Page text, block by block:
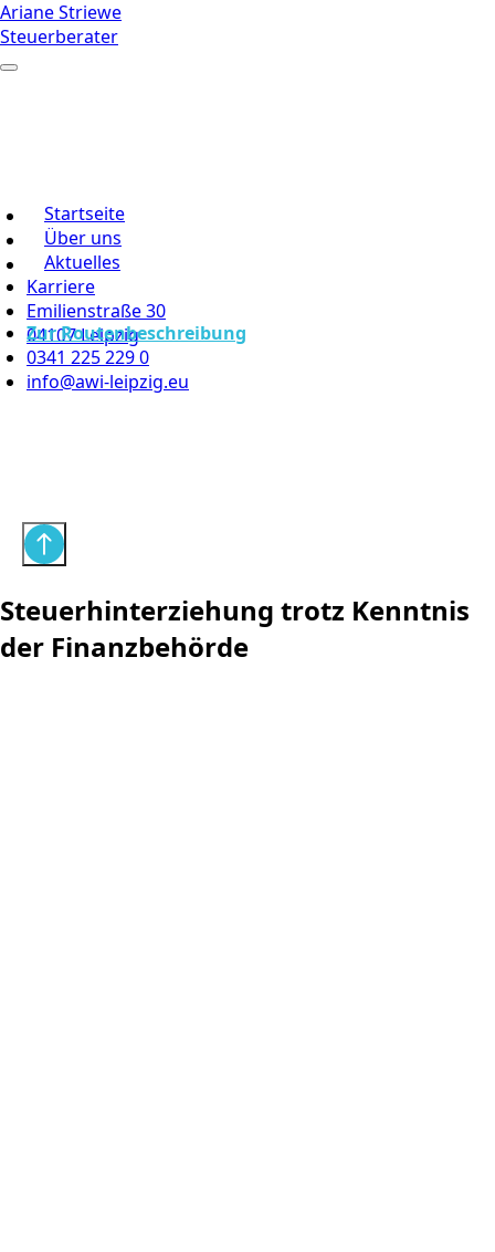
Ariane Striewe
Steuerberater
Startseite
Über uns
Aktuelles
Karriere
Emilienstraße 30
04107 Leipzig
Zur Routenbeschreibung
0341 225 229 0
info@awi-leipzig.eu
Steuerhinterziehung trotz Kenntnis
der Finanzbehörde